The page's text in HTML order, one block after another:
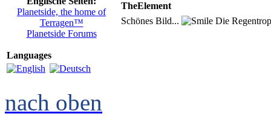
Planetside, the home of
Terragen™
Planetside Forums
Languages
TheElement
Schönes Bild...
Die
nach oben